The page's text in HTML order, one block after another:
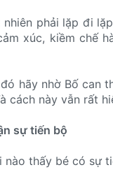
nhiên phải lặp đi
xúc, kiềm chế
hãy nhờ Bố can
cách này vẫn rất
sự tiến bộ
nào thấy bé có sự